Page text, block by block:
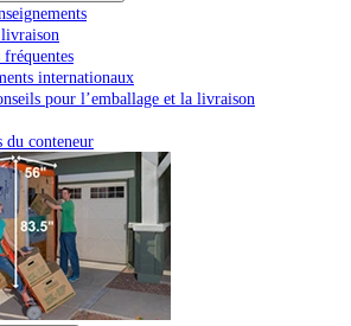
internationaux
pour l’emballage et la livraison
du conteneur